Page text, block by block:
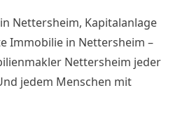
Nettersheim, Kapitalanlage
Immobilie in Nettersheim –
Nettersheim jeder
jedem Menschen mit